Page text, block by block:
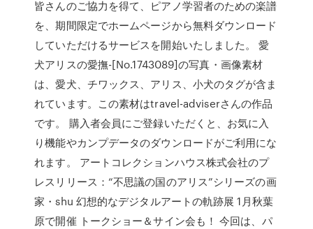
皆さんのご協力を得て、ピアノ学習者のための楽譜
を、期間限定でホームページから無料ダウンロード
していただけるサービスを開始いたしました。 愛
犬アリスの愛撫-[No.1743089]の写真・画像素材
は、愛犬、チワックス、アリス、小犬のタグが含ま
れています。この素材はtravel-adviserさんの作品
です。 購入者会員にご登録いただくと、お気に入
り機能やカンプデータのダウンロードがご利用にな
れます。 アートコレクションハウス株式会社のプ
レスリリース：“不思議の国のアリス”シリーズの画
家・shu 幻想的なデジタルアートの軌跡展 1月秋葉
原で開催 トークショー＆サイン会も！ 今回は、パ